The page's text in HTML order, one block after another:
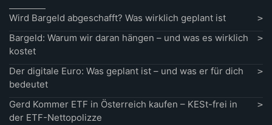
Wird Bargeld abgeschafft? Was wirklich geplant ist
Bargeld: Warum wir daran hängen – und was es wirklich
kostet
Der digitale Euro: Was geplant ist – und was er für dich
bedeutet
Gerd Kommer ETF in Österreich kaufen – KESt-frei in
der ETF-Nettopolizze